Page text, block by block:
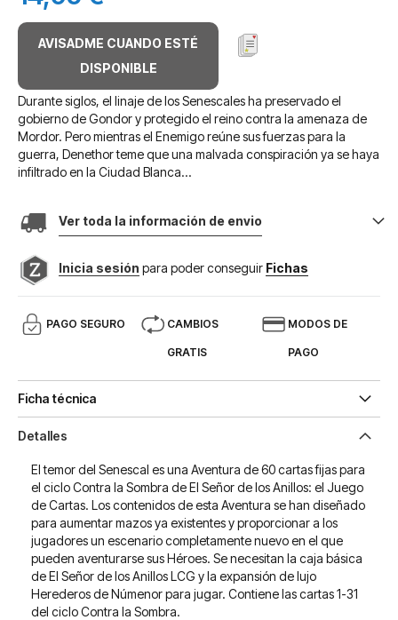
imágenes
AVISADME CUANDO ESTÉ
DISPONIBLE
Durante siglos, el linaje de los Senescales ha preservado el
gobierno de Gondor y protegido el reino contra la amenaza de
Mordor. Pero mientras el Enemigo reúne sus fuerzas para la
guerra, Denethor teme que una malvada conspiración ya se haya
infiltrado en la Ciudad Blanca...
Ver toda la información de envio
Inicia sesión para poder conseguir Fichas
PAGO SEGURO CAMBIOS
GRATIS
MODOS DE
PAGO
Ficha técnica
Detalles
El temor del Senescal es una Aventura de 60 cartas fijas para
el ciclo Contra la Sombra de El Señor de los Anillos: el Juego
de Cartas. Los contenidos de esta Aventura se han diseñado
para aumentar mazos ya existentes y proporcionar a los
jugadores un escenario completamente nuevo en el que
pueden aventurarse sus Héroes. Se necesitan la caja básica
de El Señor de los Anillos LCG y la expansión de lujo
Herederos de Númenor para jugar. Contiene las cartas 1-31
del ciclo Contra la Sombra.